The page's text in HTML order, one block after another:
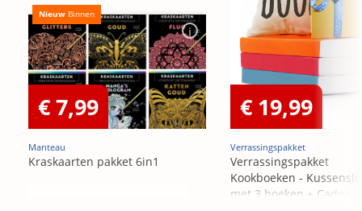
Nieuw Binnen
€ 7,99
Manteau
Kraskaarten pakket 6in1
€ 19,99
Verrassingspakket
Verrassingspakket
Kookboeken -
met 3 boeken + Cadeau